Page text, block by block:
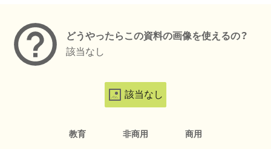
どうやったらこの資料の画像を使えるの？
該当なし
該当なし
教育 非商用 商用